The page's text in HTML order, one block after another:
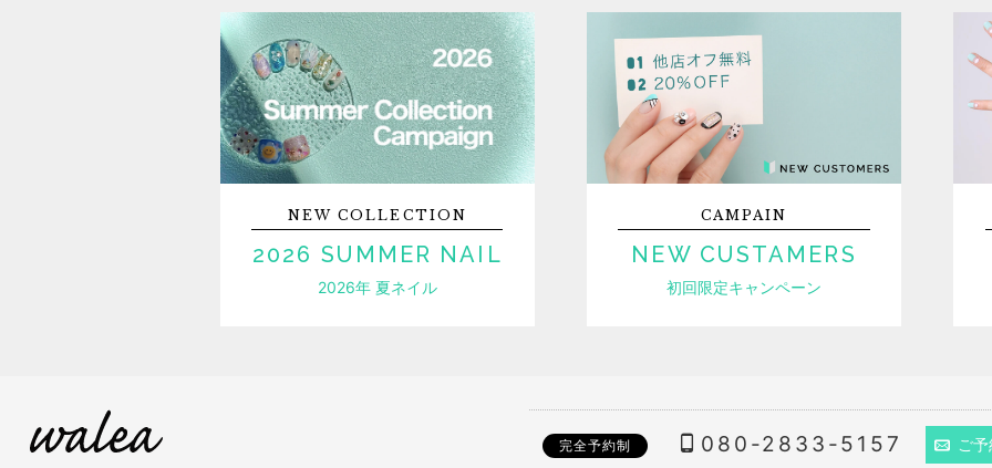
NEWCOLLECTION
2026 SUMMER NAIL
2026年 夏ネイル
CAMPAIN
NEW CUSTAMERS
初回限定キャンペーン
完全予約制 080-2833-5157 ご